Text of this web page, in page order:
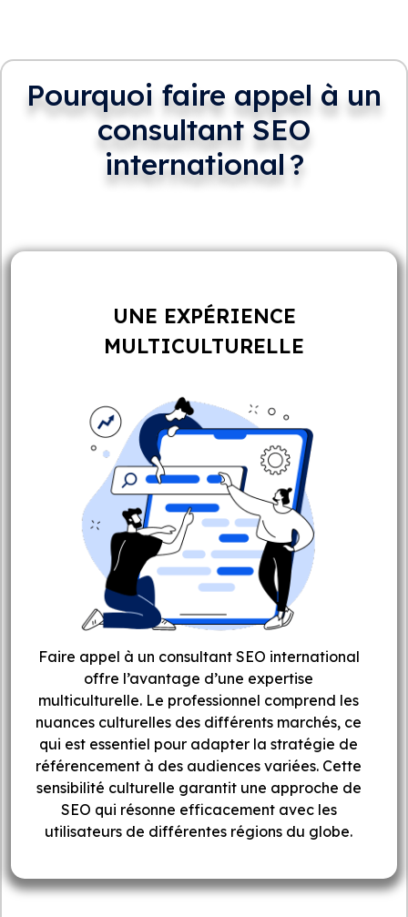
Pourquoi faire appel à un
consultant SEO
international ?
UNE EXPÉRIENCE
MULTICULTURELLE
Faire appel à un consultant SEO international
offre l’avantage d’une expertise
multiculturelle. Le professionnel comprend les
nuances culturelles des différents marchés, ce
qui est essentiel pour adapter la stratégie de
référencement à des audiences variées. Cette
sensibilité culturelle garantit une approche de
SEO qui résonne efficacement avec les
utilisateurs de différentes régions du globe.